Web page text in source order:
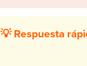
💡 Respuesta